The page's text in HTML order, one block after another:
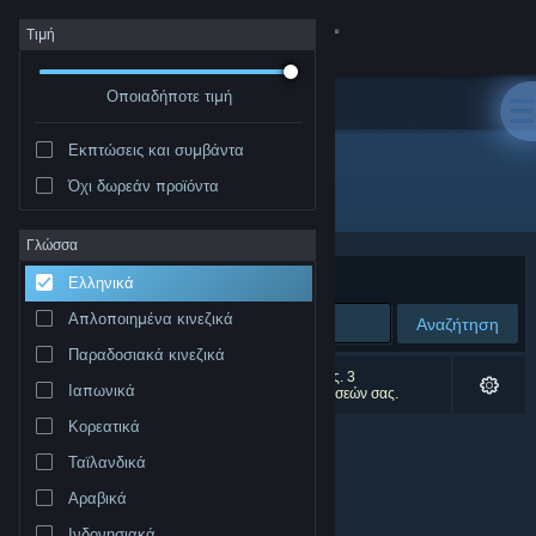
Σύνδεση
Κατάστημα
Σχετικά
Υποστήριξη
Αλλαγή γλώσσας
Προβολή ιστοσελίδας για υπολογιστές
Τιμή
Οποιαδήποτε τιμή
Εκπτώσεις και συμβάντα
Όχι δωρεάν προϊόντα
Γλώσσα
Ελληνικά
Απλοποιημένα κινεζικά
Παραδοσιακά κινεζικά
Ιαπωνικά
Κορεατικά
Ταϊλανδικά
Αραβικά
Δημιουργός: HCGstudio
Ταξινόμηση ανά
Αναζήτηση
0 αποτελέσματα ταιριάζουν με την αναζήτησή σας. 3
αποτελέσματα αποκλείστηκαν βάσει των προτιμήσεών σας.